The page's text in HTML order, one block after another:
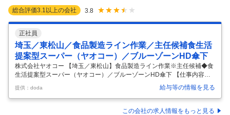
総合評価3.1 以上の会社 3.8
正社員
埼玉／東松山／食品製造ライン作業／主任候補食生活
提案型スーパー（ヤオコー）／ブルーゾーンHD傘下
株式会社ヤオコー 【埼玉／東松山】食品製造ライン作業※主任候補◆食
生活提案型スーパー（ヤオコー）／ブルーゾーンHD傘下 【仕事内容】
【埼玉／東松山】食品製造ライン作業※主任候補◆食生活提案型スーパ
ー（ヤオコー）／ブルーゾーンHD傘下 【具体的な仕事内容】 【創業13
0年超／首都圏に203店舗展開（2026年5月）／注目の食生活提案型スー
パーマーケット『ヤオコー』運営／37期増収増益・店舗増設を達成・業
提供：doda 給与等の情報を見る
この会社の求人情報をもっと見る